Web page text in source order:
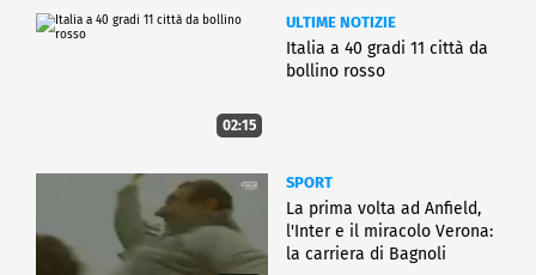
02:15
ULTIME NOTIZIE
Italia a 40 gradi 11 città da
bollino rosso
SPORT
La prima volta ad Anfield,
l'Inter e il miracolo Verona:
la carriera di Bagnoli